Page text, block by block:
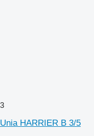
3
Unia HARRIER B 3/5